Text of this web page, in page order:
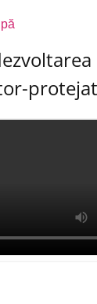
protejat